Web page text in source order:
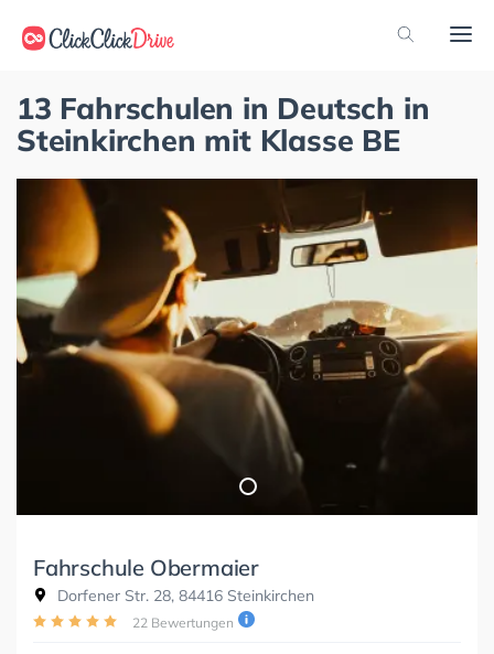
13 Fahrschulen in Deutsch in
Steinkirchen mit Klasse BE
Fahrschule Obermaier
Dorfener Str. 28, 84416 Steinkirchen
22 Bewertungen